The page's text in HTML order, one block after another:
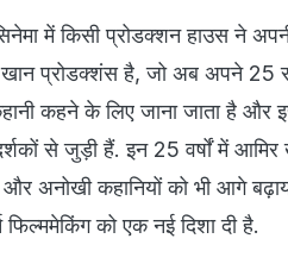
में किसी प्रोडक्शन हाउस ने
प्रोडक्शंस है, जो अब अपने 25
कहने के लिए जाना जाता है और
से जुड़ी हैं. इन 25 वर्षों में
अनोखी कहानियों को भी आगे
फिल्ममेकिंग को एक नई दिशा दी है.